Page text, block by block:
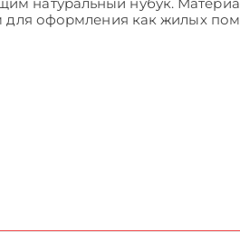
для оформления как жилых